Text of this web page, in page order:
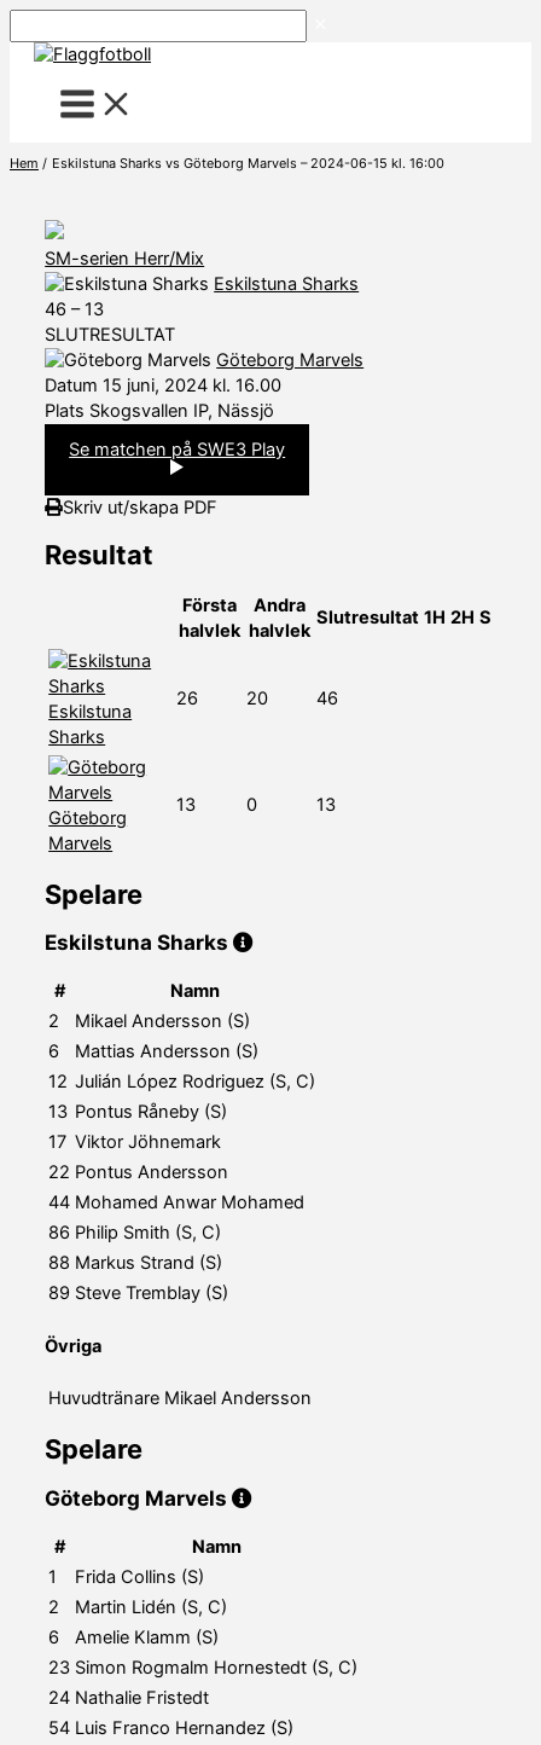
till
Hem Eskilstuna Sharks vs Göteborg Marvels – 2024-06-15 kl. 16:00
SM-serien Herr/Mix
Eskilstuna Sharks
46 – 13
SLUTRESULTAT
Göteborg Marvels
Datum 15 juni, 2024 kl. 16.00
Plats Skogsvallen IP, Nässjö
Se matchen på SWE3 Play
Skriv ut/skapa PDF
Resultat
Första
halvlek
Andra
halvlek
Slutresultat 1H 2H S
Eskilstuna
Sharks
26 20 46
Göteborg
Marvels
13 0 13
Spelare
Eskilstuna Sharks
#
Namn
2
Mikael Andersson (S)
6
Mattias Andersson (S)
12 Julián López Rodriguez (S, C)
13 Pontus Råneby (S)
17 Viktor Jöhnemark
22 Pontus Andersson
44 Mohamed Anwar Mohamed
86 Philip Smith (S, C)
88 Markus Strand (S)
89 Steve Tremblay (S)
Övriga
Huvudtränare Mikael Andersson
Spelare
Göteborg Marvels
#
Namn
1
Frida Collins (S)
2
Martin Lidén (S, C)
6
Amelie Klamm (S)
23 Simon Rogmalm Hornestedt (S, C)
24 Nathalie Fristedt
54 Luis Franco Hernandez (S)